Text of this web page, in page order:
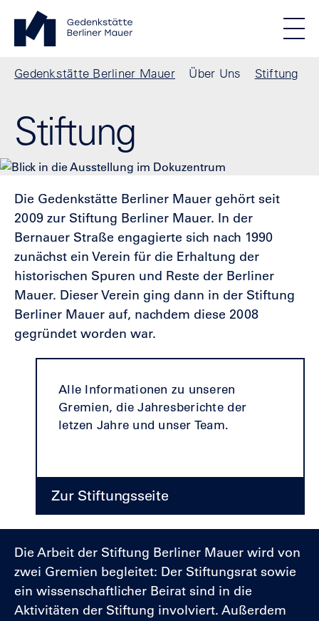
Direkt zum Inhalt
Standortmenu
Show locations
STIFTUNG BERLINER MAUER
Alle Standorte
Gedenkstätte Berliner Mauer Startseite
Pfadnavigation
Gedenkstätte Berliner Mauer Über Uns Stiftung
Stiftung
Die Gedenkstätte Berliner Mauer gehört seit
2009 zur Stiftung Berliner Mauer. In der
Bernauer Straße engagierte sich nach 1990
zunächst ein Verein für die Erhaltung der
historischen Spuren und Reste der Berliner
Mauer. Dieser Verein ging dann in der Stiftung
Berliner Mauer auf, nachdem diese 2008
gegründet worden war.
Alle Informationen zu unseren
Gremien, die Jahresberichte der
letzen Jahre und unser Team.
Zur Stiftungsseite
Die Arbeit der Stiftung Berliner Mauer wird von
zwei Gremien begleitet: Der Stiftungsrat sowie
ein wissenschaftlicher Beirat sind in die
Aktivitäten der Stiftung involviert. Außerdem